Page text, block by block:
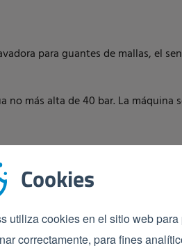
Cookies
utiliza cookies en el sitio web para
correctamente, para fines
para guantes de mallas, el
no más alta de 40 bar. La